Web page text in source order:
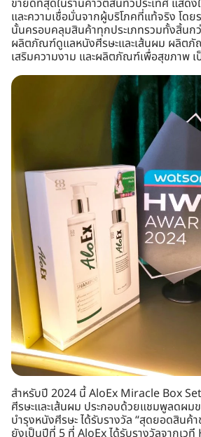
ขายดีที่สุดในร้านค้าวัตสันทั่วประเทศ แสด
และความเชื่อมั่นจากผู้บริโภคที่แท้จริง โด
นั้นครอบคลุมสินค้าทุกประเภทรวมทั้งสิ้นกว่
ผลิตภัณฑ์ดูแลหนังศีรษะและเส้นผม ผลิ
เสริมความงาม และผลิตภัณฑ์เพื่อสุขภาพ
สำหรับปี 2024 นี้ AloEx Miracle Box
ศีรษะและเส้นผม ประกอบด้วยแชมพูลดผม
บำรุงหนังศีรษะ ได้รับรางวัล “สุดยอดสินค้
ยังเป็นปีที่ 5 ที่ AloEx ได้รับรางวัลจากเว